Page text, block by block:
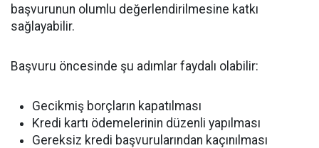
başvurunun olumlu değerlendirilmesine katkı
sağlayabilir.
Başvuru öncesinde şu adımlar faydalı olabilir:
Gecikmiş borçların kapatılması
Kredi kartı ödemelerinin düzenli yapılması
Gereksiz kredi başvurularından kaçınılması